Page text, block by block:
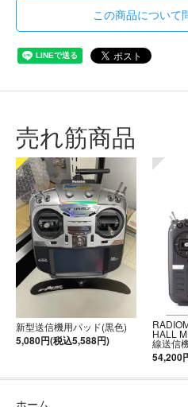
この商品について
売れ筋商品
新型送信機用パッド(黒色)
5,080円(税込5,588円) HALL
線送信
54,200
ホーム